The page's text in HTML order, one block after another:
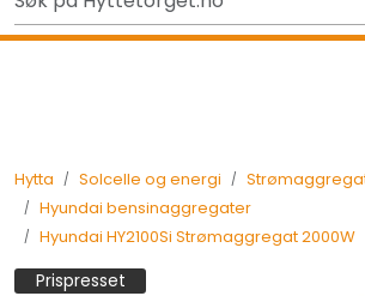
Skip to main contentGavekort - Gaven som
Hytta Solcelle og energi
Hyundai bensinaggregater
Hyundai HY2100Si Strømaggregat 2000W
Prispresset